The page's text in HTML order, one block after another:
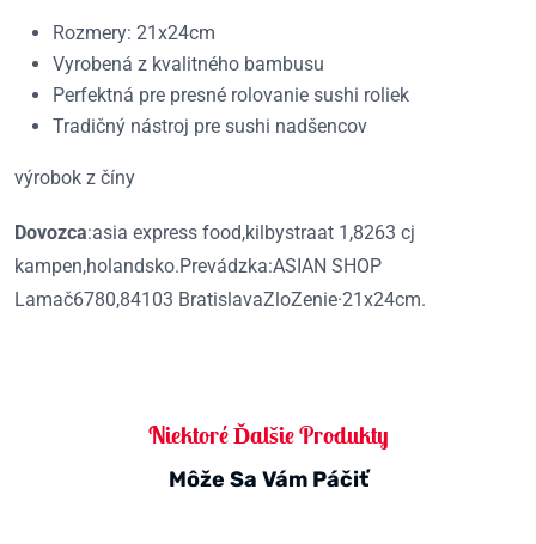
Rozmery: 21x24cm
Vyrobená z kvalitného bambusu
Perfektná pre presné rolovanie sushi roliek
Tradičný nástroj pre sushi nadšencov
výrobok z číny
Dovozca:asia express food,kilbystraat 1,8263 cj
kampen,holandsko.Prevádzka:ASIAN SHOP
Lamač6780,84103 BratislavaZloZenie·21x24cm.
Niektoré Ďalšie Produkty
Môže Sa Vám Páčiť